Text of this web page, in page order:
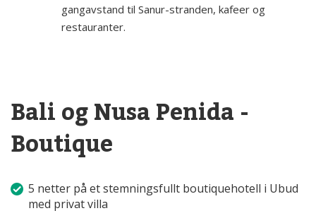
gangavstand til Sanur-stranden, kafeer og
restauranter.
Bali og Nusa Penida -
Boutique
5 netter på et stemningsfullt boutiquehotell i Ubud
med privat villa